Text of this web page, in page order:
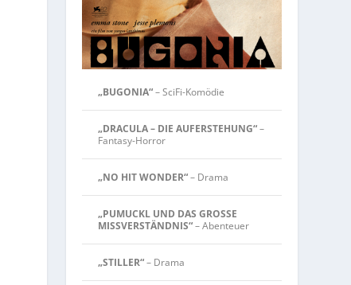
„BUGONIA“– SciFi-Komödie
„DRACULA – DIE AUFERSTEHUNG“–
Fantasy-Horror
„NO HIT WONDER“– Drama
„PUMUCKL UND DAS GROSSE
MISSVERSTÄNDNIS“– Abenteuer
„STILLER“– Drama